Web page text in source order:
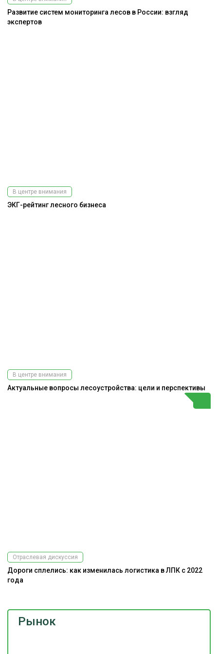
Рынок
Развитие систем мониторинга лесов в России: взгляд
экспертов
В центре внимания
ЭКГ-рейтинг лесного бизнеса
В центре внимания
Актуальные вопросы лесоустройства: цели и перспективы
Отраслевая дискуссия
Дороги сплелись: как изменилась логистика в ЛПК с 2022
года